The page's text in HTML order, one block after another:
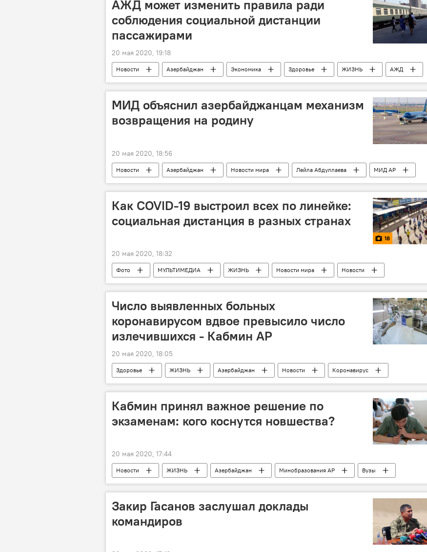
АЖД может изменить правила ради
соблюдения социальной дистанции
пассажирами
20 мая 2020, 19:18
Новости Азербайджан Экономика Здоровье ЖИЗНЬ
АЖД
Пассажиры
МИД объяснил азербайджанцам механизм
возвращения на родину
20 мая 2020, 18:56
Новости Азербайджан Новости мира Лейла Абдуллаева МИД АР
Как COVID-19 выстроил всех по линейке:
социальная дистанция в разных странах
18
20 мая 2020, 18:32
Фото МУЛЬТИМЕДИА ЖИЗНЬ Новости мира Новости
Число выявленных больных
коронавирусом вдвое превысило число
излечившихся - Кабмин АР
20 мая 2020, 18:05
Здоровье ЖИЗНЬ Азербайджан Новости Коронавирус
Кабмин принял важное решение по
экзаменам: кого коснутся новшества?
20 мая 2020, 17:44
Новости ЖИЗНЬ Азербайджан Минобразования АР
Вузы
Ссузы
Экзамены
Закир Гасанов заслушал доклады
командиров